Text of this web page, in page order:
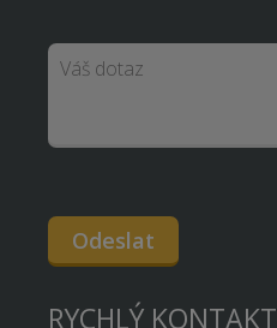
Odeslat
RYCHLÝ KONTAKT